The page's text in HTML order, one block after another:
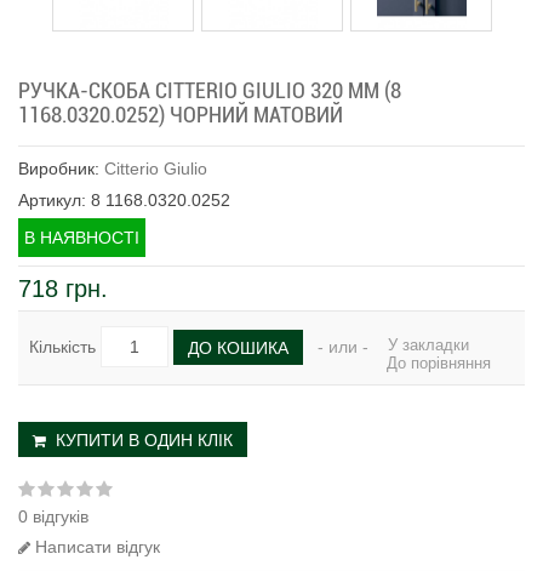
РУЧКА-СКОБА CITTERIO GIULIO 320 ММ (8
1168.0320.0252) ЧОРНИЙ МАТОВИЙ
Виробник: Citterio Giulio
Артикул: 8 1168.0320.0252
В НАЯВНОСТІ
718 грн.
Кількість ДО КОШИКА - или -
У закладки
До порівняння
КУПИТИ В ОДИН КЛІК
0 відгуків
Написати відгук